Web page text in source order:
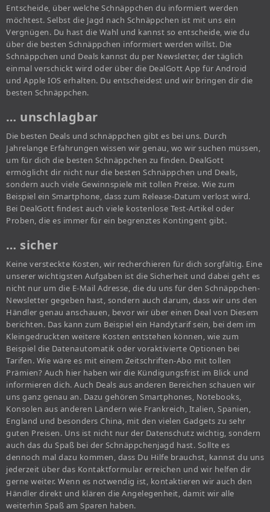
Entscheide, über welche Schnäppchen du informiert werden
möchtest. Selbst die Jagd nach Schnäppchen ist mit uns ein
Vergnügen. Du hast die Wahl und kannst so entscheide, wie du
über die besten Schnäppchen informiert werden willst. Die
Schnäppchen und Deals kannst du per Newsletter, der täglich
einmal verschickt wird oder über die DealGott App für Android
und Apple IOS erhalten. Du entscheidest und wir bringen dir die
besten Schnäppchen.
… unschlagbar
Die besten Deals und schnäppchen gibt es bei uns. Durch
Jahrelange Erfahrungen wissen wir genau, wo wir suchen müssen,
um für dich die besten Schnäppchen zu finden. DealGott
ermöglicht dir nicht nur die besten Schnäppchen und Deals,
sondern auch viele Gewinnspiele mit tollen Preise. Wie zum
Beispiel ein Smartphone, dass zum Release-Datum verlost wird.
Bei DealGott findest auch viele kostenlose Test-Artikel oder
Proben, die es immer für ein begrenztes Kontingent gibt.
… sicher
Keine versteckte Kosten, wir recherchieren für dich sorgfältig. Eine
unserer wichtigsten Aufgaben ist die Sicherheit und dabei geht es
nicht nur um die E-Mail Adresse, die du uns für den Schnäppchen-
Newsletter gegeben hast, sondern auch darum, dass wir uns den
Händler genau anschauen, bevor wir über einen Deal von Diesem
berichten. Das kann zum Beispiel ein Handytarif sein, bei dem im
Kleingedruckten weitere Kosten entstehen können, wie zum
Beispiel die Datenautomatik oder voraktivierte Optionen bei
Tarifen. Wie wäre es mit einem Zeitschriften-Abo mit tollen
Prämien? Auch hier haben wir die Kündigungsfrist im Blick und
informieren dich. Auch Deals aus anderen Bereichen schauen wir
uns ganz genau an. Dazu gehören Smartphones, Notebooks,
Konsolen aus anderen Ländern wie Frankreich, Italien, Spanien,
England und besonders China, mit den vielen Gadgets zu sehr
guten Preisen. Uns ist nicht nur der Datenschutz wichtig, sondern
auch das du Spaß bei der Schnäppchenjagd hast. Sollte es
dennoch mal dazu kommen, dass Du Hilfe brauchst, kannst du uns
jederzeit über das Kontaktformular erreichen und wir helfen dir
gerne weiter. Wenn es notwendig ist, kontaktieren wir auch den
Händler direkt und klären die Angelegenheit, damit wir alle
weiterhin Spaß am Sparen haben.